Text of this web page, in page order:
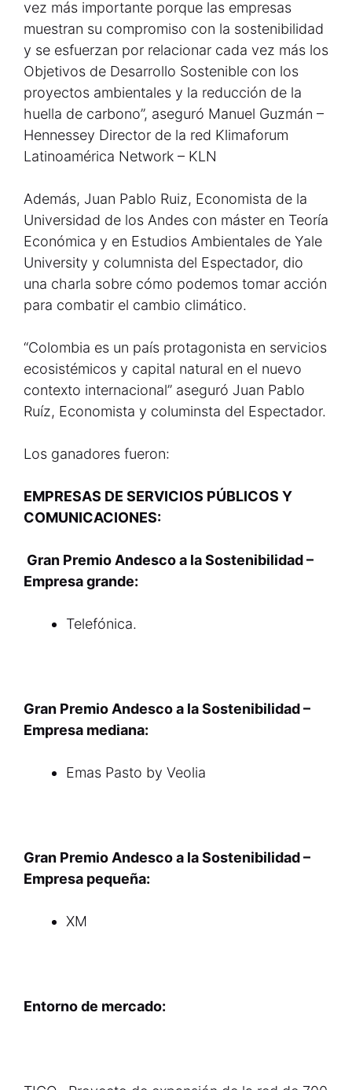
vez más importante porque las empresas
muestran su compromiso con la sostenibilidad
y se esfuerzan por relacionar cada vez más los
Objetivos de Desarrollo Sostenible con los
proyectos ambientales y la reducción de la
huella de carbono”, aseguró Manuel Guzmán –
Hennessey Director de la red Klimaforum
Latinoamérica Network – KLN
Además, Juan Pablo Ruiz, Economista de la
Universidad de los Andes con máster en Teoría
Económica y en Estudios Ambientales de Yale
University y columnista del Espectador, dio
una charla sobre cómo podemos tomar acción
para combatir el cambio climático.
“Colombia es un país protagonista en servicios
ecosistémicos y capital natural en el nuevo
contexto internacional” aseguró Juan Pablo
Ruíz, Economista y columinsta del Espectador.
Los ganadores fueron:
EMPRESAS DE SERVICIOS PÚBLICOS Y
COMUNICACIONES:
Gran Premio Andesco a la Sostenibilidad –
Empresa grande:
Telefónica.
Gran Premio Andesco a la Sostenibilidad –
Empresa mediana:
Emas Pasto by Veolia
Gran Premio Andesco a la Sostenibilidad –
Empresa pequeña:
XM
Entorno de mercado: